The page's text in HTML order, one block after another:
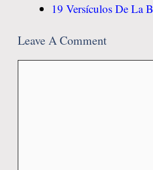
19 Versículos De La
Leave A Comment